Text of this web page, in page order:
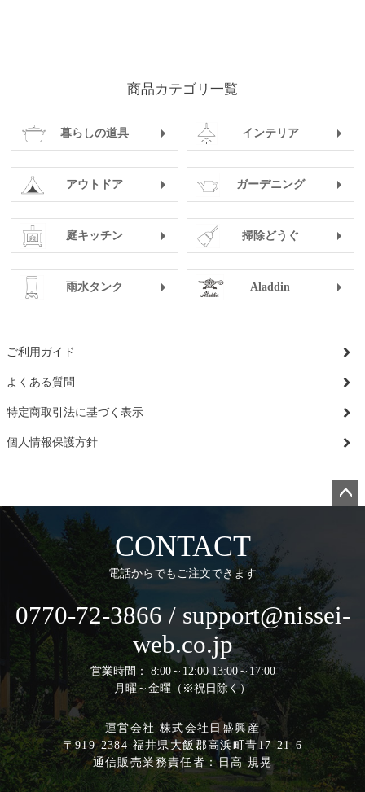
商品カテゴリ一覧
暮らしの道具 インテリア
アウトドア ガーデニング
庭キッチン 掃除どうぐ
雨水タンク Aladdin
ご利用ガイド
よくある質問
特定商取引法に基づく表示
個人情報保護方針
へ
CONTACT
電話からでもご注文できます
0770-72-3866 / support@nissei-
web.co.jp
営業時間： 8:00～12:00 13:00～17:00
月曜～金曜（※祝日除く）
運営会社 株式会社日盛興産
〒919-2384 福井県大飯郡高浜町青17-21-6
通信販売業務責任者：日高 規晃